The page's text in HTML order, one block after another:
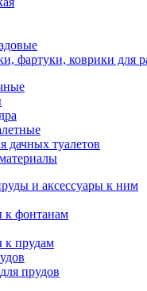
фартуки, коврики для
дачных туалетов
и аксессуары к ним
к фонтанам
к прудам
прудов